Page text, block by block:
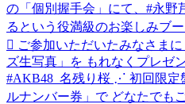
の「個別握手会」にて、#永野
るという役満級のお楽しみブー
💖 ご参加いただいたみなさま
ズ生写真」を もれなくプレゼ
#AKB48_名残り桜 ⋰ 初回限定
ルナンバー券」で どなたでも